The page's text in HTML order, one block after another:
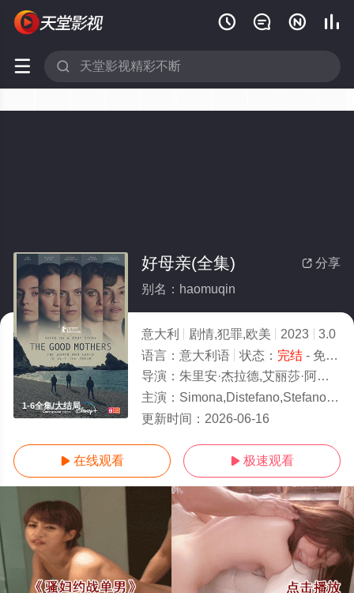
   
 
1-6全集/大结局
 分享
好母亲(全集)
别名：haomuqin
意大利 剧情,犯罪,欧美 2023
3.0
语言： 意大利语 状态： 完结- 免费在线观看
导演： 朱里安·杰拉德,艾丽莎·阿莫鲁索
主演： Simona,Distefano,Stefano,Fregni,芭芭拉·奇基亚雷,Andrea,Dodero,弗朗西斯科·科勒拉,And
更新时间： 2026-06-16
 在线观看  极速观看